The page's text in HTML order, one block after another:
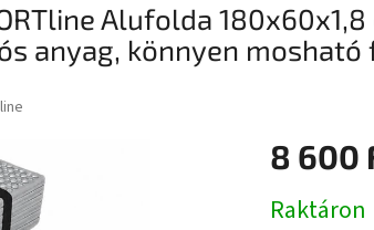
Alufolda
anyag, könnyen
8 600
Raktáron